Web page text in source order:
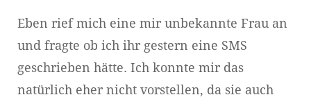
Eben rief mich eine mir unbekannte Frau an
und fragte ob ich ihr gestern eine SMS
geschrieben hätte. Ich konnte mir das
natürlich eher nicht vorstellen, da sie auch